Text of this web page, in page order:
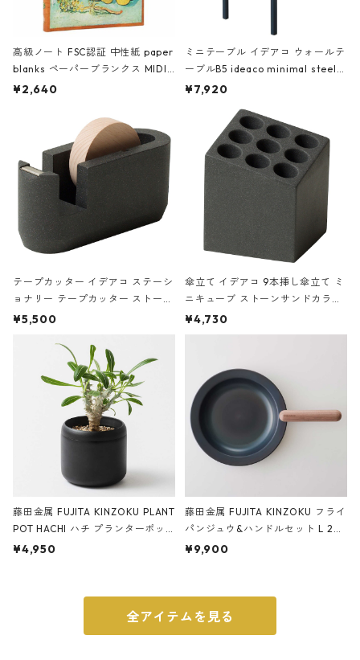
高級ノート FSC認証 中性紙 paper
blanks ペーパーブランクス MIDI
ハードカバー 罫線 ヴァン・ゴッホ
¥2,640
ミニテーブル イデアコ ウォールテ
ーブルB5 ideaco minimal steel f
urniture WALL Table B5 ネイビー
¥7,920
テープカッター イデアコ ステーシ
ョナリー テープカッター ストーン
サンドカラー 石調 ideaco Station
¥5,500
傘立て イデアコ 9本挿し傘立て ミ
ニキューブ ストーンサンドカラー
石調 ideaco Umbrella Stand CUB
E ストーンサンドブラック
¥4,730
藤田金属 FUJITA KINZOKU PLANT
POT HACHI ハチ プランターポッ
ト 3号 ブラック
¥4,950
藤田金属 FUJITA KINZOKU フライ
パンジュウ&ハンドルセット L 24c
m ガス火・IH対応 鉄フライパン
¥9,900
全アイテムを見る